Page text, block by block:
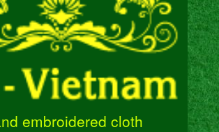
embroidered cloth